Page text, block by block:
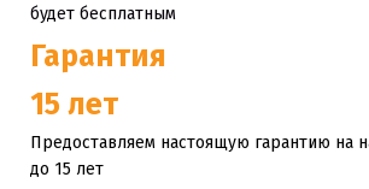
будет бесплатным
Гарантия
15 лет
Предоставляем настоящую гарантию на
до 15 лет